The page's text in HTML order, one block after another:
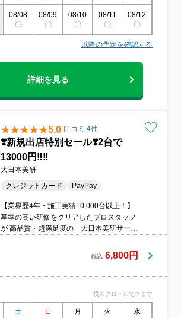
08/08
〇
08/09
〇
08/10
〇
08/11
〇
08/12
〇
以降の予定を確認する
詳細を見る
5.0 口コミ 4件
❣️新規出店特別セール❣️2台で
13000円‼️‼️
大日本美研
クレジットカード
PayPay
【業界歴4年・施工実績10,000台以上！】
基準の高い研修をクリアしたプロスタッフ
が 高品質・超満足度の「大日本美研サービ
環境や職場環境が清々しくなり 心から「あ
りがとう！」と喜んで頂ける 最上級の満足
税込 6,800円
横スクロールできます
土 日 月 火 水